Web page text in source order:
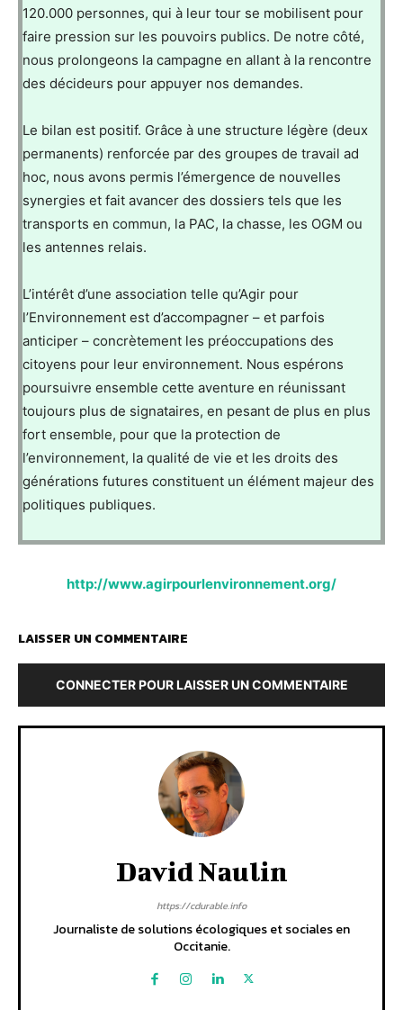
120.000 personnes, qui à leur tour se mobilisent pour
faire pression sur les pouvoirs publics. De notre côté,
nous prolongeons la campagne en allant à la rencontre
des décideurs pour appuyer nos demandes.
Le bilan est positif. Grâce à une structure légère (deux
permanents) renforcée par des groupes de travail ad
hoc, nous avons permis l’émergence de nouvelles
synergies et fait avancer des dossiers tels que les
transports en commun, la PAC, la chasse, les OGM ou
les antennes relais.
L’intérêt d’une association telle qu’Agir pour
l’Environnement est d’accompagner – et parfois
anticiper – concrètement les préoccupations des
citoyens pour leur environnement. Nous espérons
poursuivre ensemble cette aventure en réunissant
toujours plus de signataires, en pesant de plus en plus
fort ensemble, pour que la protection de
l’environnement, la qualité de vie et les droits des
générations futures constituent un élément majeur des
politiques publiques.
http://www.agirpourlenvironnement.org/
LAISSER UN COMMENTAIRE
CONNECTER POUR LAISSER UN COMMENTAIRE
David Naulin
https://cdurable.info
Journaliste de solutions écologiques et sociales en
Occitanie.